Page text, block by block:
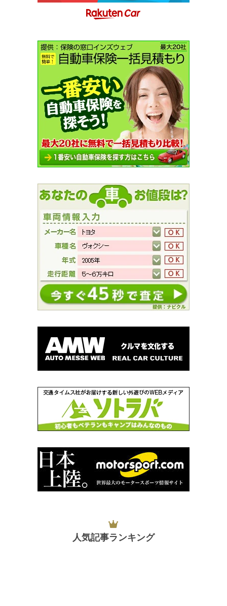
人気記事ランキング